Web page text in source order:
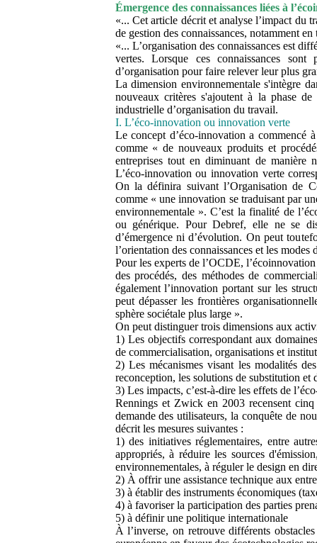
Émergence des connaissances liées à
«... Cet article décrit et analyse l’impact du
de gestion des connaissances, notamment
«... L’organisation des connaissances est
vertes. Lorsque ces connaissances
d’organisation pour faire relever leur plus
La dimension environnementale s'intègre
nouveaux critères s'ajoutent à la phase
industrielle d’organisation du travail.
I. L’éco-innovation ou innovation verte
Le concept d’éco-innovation a commencé
comme « de nouveaux produits et
entreprises tout en diminuant de manière
L’éco-innovation ou innovation verte
On la définira suivant l’Organisation de
comme « une innovation se traduisant par
environnementale ». C’est la finalité de
ou générique. Pour Debref, elle ne se
d’émergence ni d’évolution. On peut
l’orientation des connaissances et les modes
Pour les experts de l’OCDE,
des procédés, des méthodes de
également l’innovation portant sur les
peut dépasser les frontières
sphère sociétale plus large ».
On peut distinguer trois dimensions aux
1) Les objectifs correspondant aux
de commercialisation, organisations et
2) Les mécanismes visant les modalités
reconception, les solutions de substitution et
3) Les impacts, c’est-à-dire les effets de
Rennings et Zwick en 2003 recensent
demande des utilisateurs, la conquête de
décrit les mesures suivantes :
1) des initiatives réglementaires, entre
appropriés, à réduire les sources
environnementales, à réguler le design en
2) À offrir une assistance technique aux
3) à établir des instruments économiques
4) à favoriser la participation des parties
5) à définir une politique internationale
À l’inverse, on retrouve différents